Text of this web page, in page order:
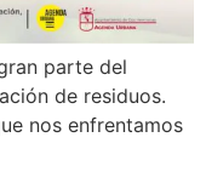
parte del
de residuos.
nos enfrentamos